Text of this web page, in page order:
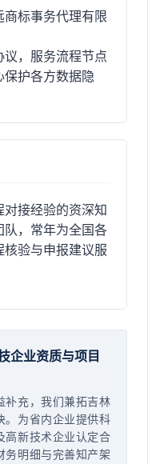
商标事务代理有限
议，服务流程节点
护各方数据隐
接经验的资深知
队，常年为全国各
验与申报建议服
企业资质与项目
补充，我们兼拓吉林
。为省内企业提供科
高新技术企业认定合
务明细与完善知产架